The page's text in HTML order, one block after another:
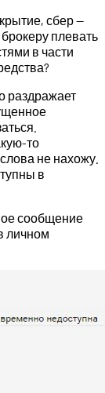
сбер —
плевать
в части
раздражает
то
не нахожу.
в
сообщение
личном